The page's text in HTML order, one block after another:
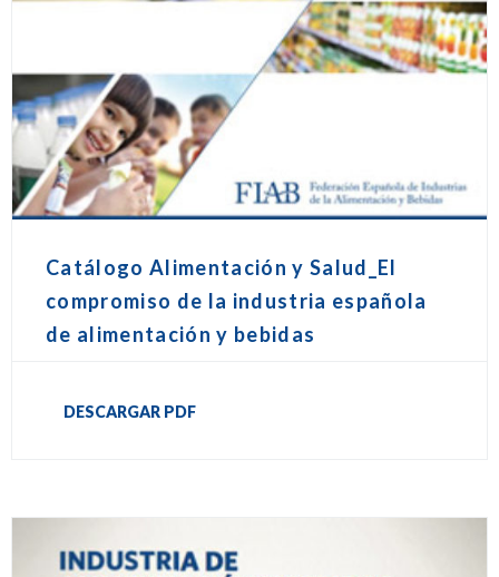
Catálogo Alimentación y Salud_El
compromiso de la industria española
de alimentación y bebidas
DESCARGAR PDF